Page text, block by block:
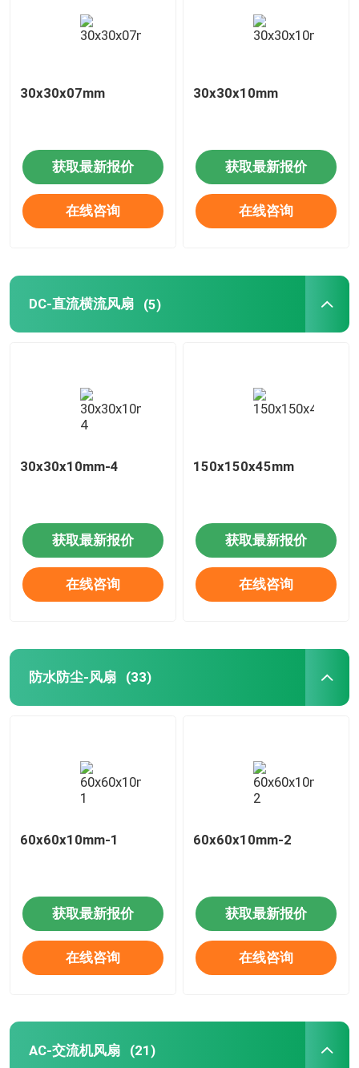
30x30x07mm
获取最新报价
在线咨询
30x30x10mm
获取最新报价
在线咨询
DC-直流横流风扇 (5)
30x30x10mm-4
获取最新报价
在线咨询
150x150x45mm
获取最新报价
在线咨询
防水防尘-风扇 (33)
60x60x10mm-1
获取最新报价
在线咨询
60x60x10mm-2
获取最新报价
在线咨询
AC-交流机风扇 (21)